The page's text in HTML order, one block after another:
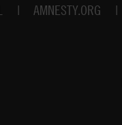
AMNESTY.ORG